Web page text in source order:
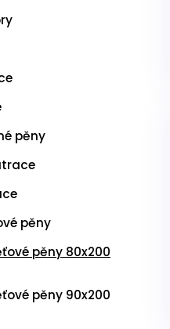
pěny
pěny
pěny 80x200
pěny 90x200